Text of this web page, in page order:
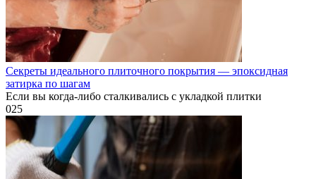
Секреты идеального плиточного покрытия — эпоксидная
затирка по шагам
Если вы когда-либо сталкивались с укладкой плитки
025